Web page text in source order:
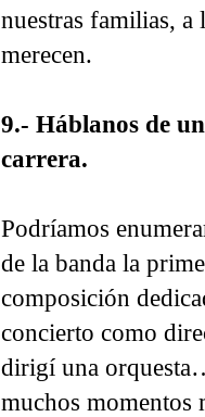
nuestras familias, a
merecen.
9.- Háblanos de
carrera.
Podríamos
de la banda la
composición
concierto como
dirigí una
muchos momentos